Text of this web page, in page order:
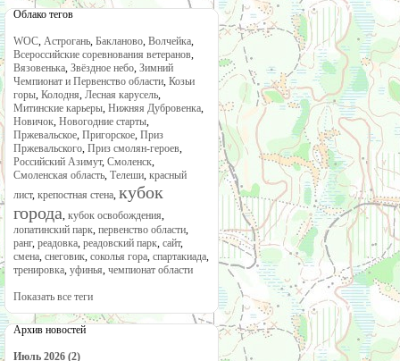
Облако тегов
WOC, Астрогань, Бакланово, Волчейка,
Всероссийские соревнования ветеранов,
Вязовенька, Звёздное небо, Зимний
Чемпионат и Первенство области, Козьи
горы, Колодня, Лесная карусель,
Митинские карьеры, Нижняя Дубровенка,
Новичок, Новогодние старты,
Пржевальское, Пригорское, Приз
Пржевальского, Приз смолян-героев,
Российский Азимут, Смоленск,
Смоленская область, Телеши, красный
лист, крепостная стена, кубок
города, кубок освобождения,
лопатинский парк, первенство области,
ранг, реадовка, реадовский парк, сайт,
смена, снеговик, соколья гора, спартакиада,
тренировка, уфинья, чемпионат области
Показать все теги
Архив новостей
Июль 2026 (2)